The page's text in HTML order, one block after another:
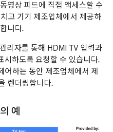
영상 피드에 직접 액세스할 수
고 기기 제조업체에서 제공하
니다.
리자를 통해 HDMI TV 입력과
시하도록 요청할 수 있습니다.
하는 동안 제조업체에서 제
렌더링합니다.
예